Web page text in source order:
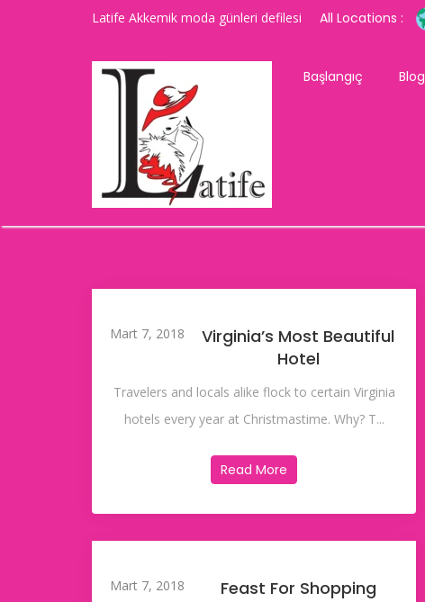
Latife Akkemik moda günleri defilesi All Locations :
Başlangıç Blog
Mart 7, 2018
Virginia’s Most Beautiful
Hotel
Travelers and locals alike flock to certain Virginia
hotels every year at Christmastime. Why? T...
Read More
Mart 7, 2018
Feast For Shopping